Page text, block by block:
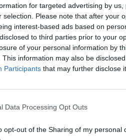
for targeted advertising by
selection. Please note that after your
interest-based ads based on
to third parties prior to your
of your personal information by
This information may also be
Participants that may further disclose
Data Processing Opt Outs
opt-out of the Sharing of my personal
de restructuration de dette. Les
et de Santiago du Chili». La
«stabiliser sa trésorerie entre mi-
est attenduentre 70% et 80%
entre 65% et 75% du niveau
se situer entre 30% et 35%, et
(hors
en moyenne entre 2022 et 2025,
». ADp enfin prévoit pour l’année
6x à 7x.